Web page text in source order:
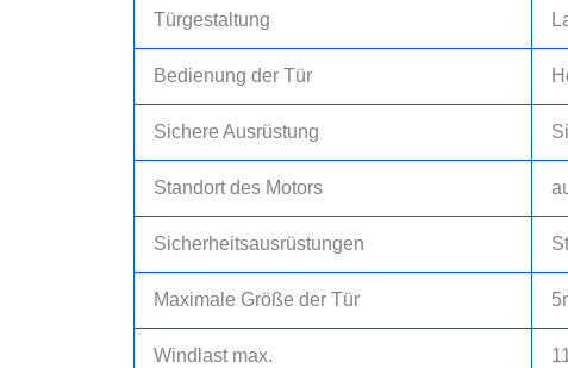
Türgestaltung
Bedienung der Tür
Sichere Ausrüstung
Standort des Motors
Sicherheitsausrüstungen
Maximale Größe der Tür
Windlast max.